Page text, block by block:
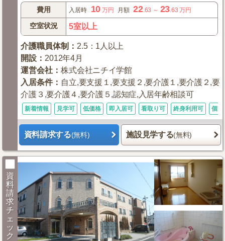
費用 入居時 10 万円 月額 22.63 ～ 23.63 万円
空室状況 5室以上
介護職員体制 ： 2.5：1人以上
開設 ： 2012年4月
運営会社 ：株式会社ニチイ学館
入居条件： 自立,要支援１,要支援２,要介護１,要介護２,要
介護３,要介護４,要介護５,認知症,入居年齢相談可
新着情報 見学可 低価格 即入居可 看取り可 終身利用可 個室
資料請求する(無料) 施設見学する(無料)
資
料
請
求
チ
ェ
ッ
ク